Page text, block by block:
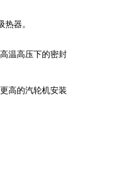
器。
温高压下的密封
高的汽轮机安装